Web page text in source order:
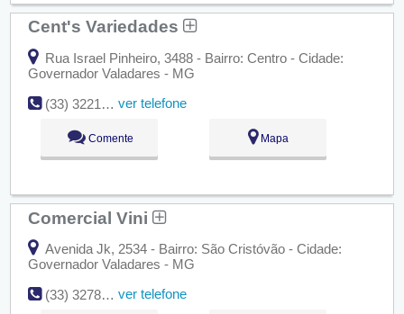
Cent's Variedades
Rua Israel Pinheiro, 3488 - Bairro: Centro - Cidade:
Governador Valadares - MG
(33) 3221-8990
ver telefone
Comente Mapa
Comercial Vini
Avenida Jk, 2534 - Bairro: São Cristóvão - Cidade:
Governador Valadares - MG
(33) 3278-9965
ver telefone